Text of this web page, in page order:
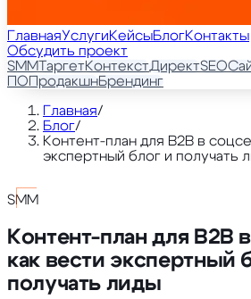
ГлавнаяУслугиКейсыБлогКонтакты
Обсудить проект
SMMТаргетКонтекстДиректSEO
ПОПродакшнБрендинг
Главная/
Блог/
Контент-план для B2B в
экспертный блог и получать
SMM
Контент-план для B2B
как вести экспертный
получать лиды